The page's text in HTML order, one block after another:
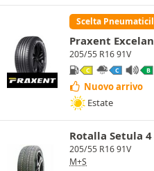
Scelta
Praxent
205/55 R16 91V
C C B
Nuovo arrivo
Estate
Rotalla Setula 4
205/55 R16 91V
M+S